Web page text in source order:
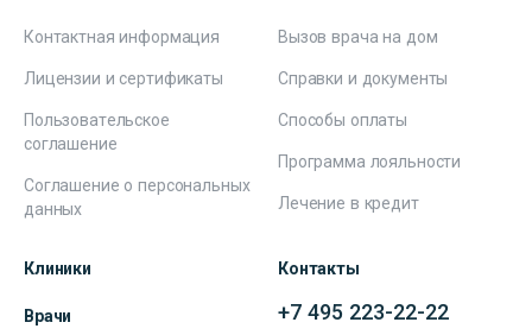
Контактная информация
Лицензии и сертификаты
Пользовательское
соглашение
Соглашение о персональных
данных
Вызов врача на дом
Справки и документы
Способы оплаты
Программа лояльности
Лечение в кредит
Клиники
Врачи
Контакты
+7 495 223-22-22